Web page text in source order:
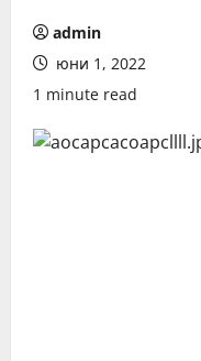
admin
юни 1, 2022
1 minute read